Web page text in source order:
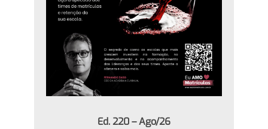
Ed. 220 – Ago/26